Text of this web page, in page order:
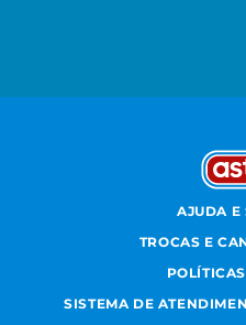
AJUDA E
TROCAS E
SISTEMA DE